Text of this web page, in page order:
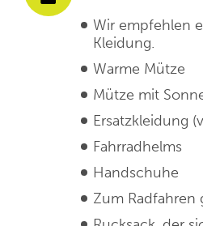
Wir empfehlen
Kleidung.
Warme Mütze
Mütze mit
Ersatzkleidung
Fahrradhelms
Handschuhe
Zum Radfahren